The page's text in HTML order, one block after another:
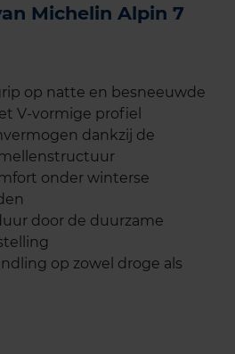
Michelin Alpin 7
op natte en besneeuwde
V-vormige profiel
dankzij de
onder winterse
door de duurzame
op zowel droge als